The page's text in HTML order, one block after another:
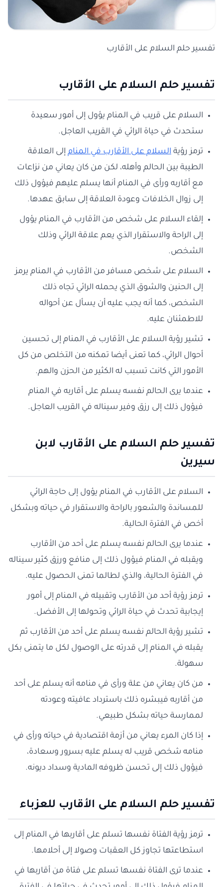
تفسير حلم السلام على الأقارب
تفسير حلم السلام على الأقارب
السلام على قريب في المنام يؤول إلى أمور سعيدة
ستحدث في حياة الرائي في القريب العاجل.
ترمز رؤية السلام على الأقارب في المنام إلى العلاقة
الطيبة بين الحالم وأهله، لكن من كان يعاني من نزاعات
مع أقاربه ورأى في المنام أنها يسلم عليهم فيؤول ذلك
إلى زوال الخلافات وعودة العلاقة إلى سابق عهدها.
إلقاء السلام على شخص من الأقارب في المنام يؤول
إلى الراحة والاستقرار الذي يعم علاقة الرائي وذلك
الشخص.
السلام على شخص مسافر من الأقارب في المنام يرمز
إلى الحنين والشوق الذي يحمله الرائي تجاه ذلك
الشخص، كما أنه يجب عليه أن يسأل عن أحواله
للاطمئنان عليه.
تشير رؤية السلام على الأقارب في المنام إلى تحسين
أحوال الرائي، كما تعنى أيضا تمكنه من التخلص من كل
الأمور التي كانت تسبب له الكثير من الحزن والهم.
عندما يرى الحالم نفسه يسلم على أقاربه في المنام
فيؤول ذلك إلى رزق وفير سيناله في القريب العاجل.
تفسير حلم السلام على الأقارب لابن
سيرين
السلام على الأقارب في المنام يؤول إلى حاجة الرائي
للمساندة والشعور بالراحة والاستقرار في حياته وبشكل
أخص في الفترة الحالية.
عندما يرى الحالم نفسه يسلم على أحد من الأقارب
ويقبله في المنام فيؤول ذلك إلى منافع ورزق كثير سيناله
في الفترة الحالية، والذي لطالما تمنى الحصول عليه.
ترمز رؤية أحد من الأقارب وتقبيله في المنام إلى أمور
إيجابية تحدث في حياة الرائي وتحولها إلى الأفضل.
تشير رؤية الحالم نفسه يسلم على أحد من الأقارب ثم
يقبله في المنام إلى قدرته على الوصول لكل ما يتمنى بكل
سهولة.
من كان يعاني من علة ورأى في منامه أنه يسلم على أحد
من أقاربه فيبشره ذلك باسترداد عافيته وعودته
لممارسة حياته بشكل طبيعي.
إذا كان المرء يعاني من أزمة اقتصادية في حياته ورأى في
منامه شخص قريب له يسلم عليه بسرور وسعادة،
فيؤول ذلك إلى تحسن ظروفه المادية وسداد ديونه.
تفسير حلم السلام على الأقارب للعزباء
ترمز رؤية الفتاة نفسها تسلم على أقاربها في المنام إلى
استطاعتها تجاوز كل العقبات وصولا إلى أحلامها.
عندما ترى الفتاة نفسها تسلم على فتاة من أقاربها في